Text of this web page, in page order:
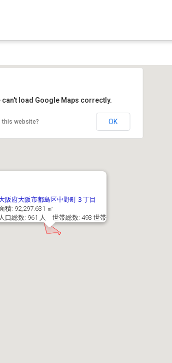
阪府大阪市都島区中野町３丁目
積: 92,297.631 ㎡
人口総数: 961 人 世帯総数: 493 世帯
can't load Google Maps correctly.
this website? OK